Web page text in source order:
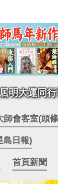
居明大運同行
師會客室(頭
島日報)
首頁新聞